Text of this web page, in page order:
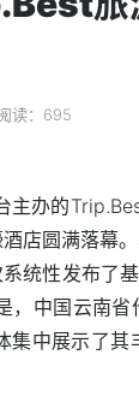
读：695
主办的
店圆满落幕
统性发布了
，中国云南
集中展示了